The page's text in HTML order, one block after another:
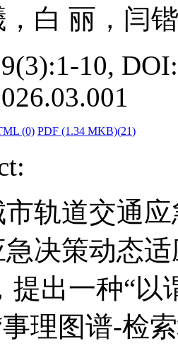
白 丽，闫
10,
(0) PDF (1.34 MKB)(21)
轨道交通
决策动态
提出一种“以
理图谱-检